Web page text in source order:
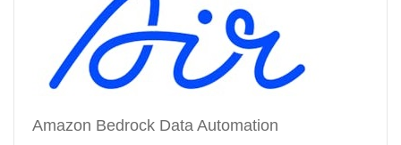
Amazon Bedrock Data Automation